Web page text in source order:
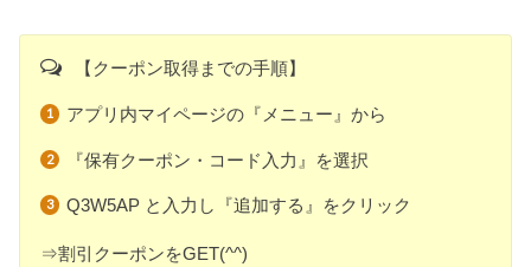
【クーポン取得までの手順】
アプリ内マイページの『メニュー』から
『保有クーポン・コード入力』を選択
Q3W5AP と入力し『追加する』をクリック
⇒割引クーポンをGET(^^)